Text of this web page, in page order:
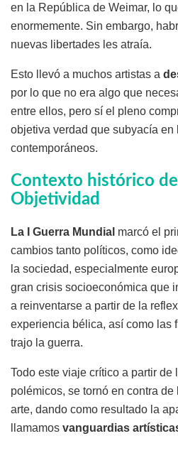
en la República de Weimar, lo
enormemente. Sin embargo,
nuevas libertades les atraía.
Esto llevó a muchos artistas a
por lo que no era algo que
entre ellos, pero sí el pleno
objetiva verdad que subyacía en
contemporáneos.
Contexto histórico
Objetividad
La I Guerra Mundial marcó el
cambios tanto políticos, como
la sociedad, especialmente
gran crisis socioeconómica que
a reinventarse a partir de la
experiencia bélica, así como las
trajo la guerra.
Todo este viaje crítico a partir de
polémicos, se tornó en contra
arte, dando como resultado la
llamamos vanguardias